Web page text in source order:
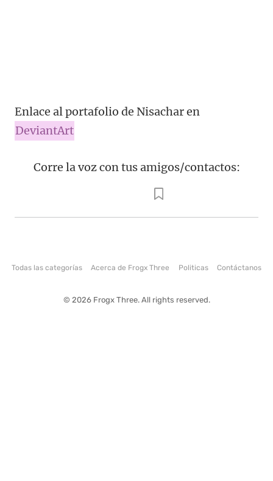
Enlace al portafolio de Nisachar en
DeviantArt
Corre la voz con tus amigos/contactos:
Todas las categorías Acerca de Frogx Three Politicas Contáctanos
© 2026 Frogx Three. All rights reserved.